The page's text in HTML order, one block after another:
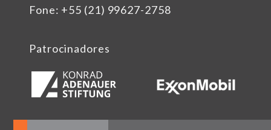
Fone: +55 (21) 99627-2758
Patrocinadores